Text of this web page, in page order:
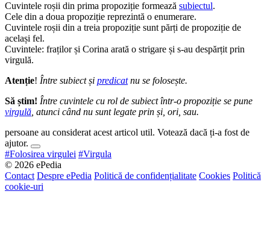
Cuvintele roșii din prima propoziție formează subiectul.
Cele din a doua propoziție reprezintă o enumerare.
Cuvintele roșii din a treia propoziție sunt părți de propoziție de
același fel.
Cuvintele: fraților și Corina arată o strigare și s-au despărțit prin
virgulă.
Atenție! Între subiect și predicatnu se folosește.
Să știm! Între cuvintele cu rol de subiect într-o propoziție se pune
virgulă , atunci când nu sunt legate prin și, ori, sau.
persoane au considerat acest articol util. Votează dacă ți-a fost de
ajutor.
#Folosirea virgulei #Virgula
© 2026 ePedia
Contact Despre ePedia Politică de confidențialitate Cookies Politică
cookie-uri